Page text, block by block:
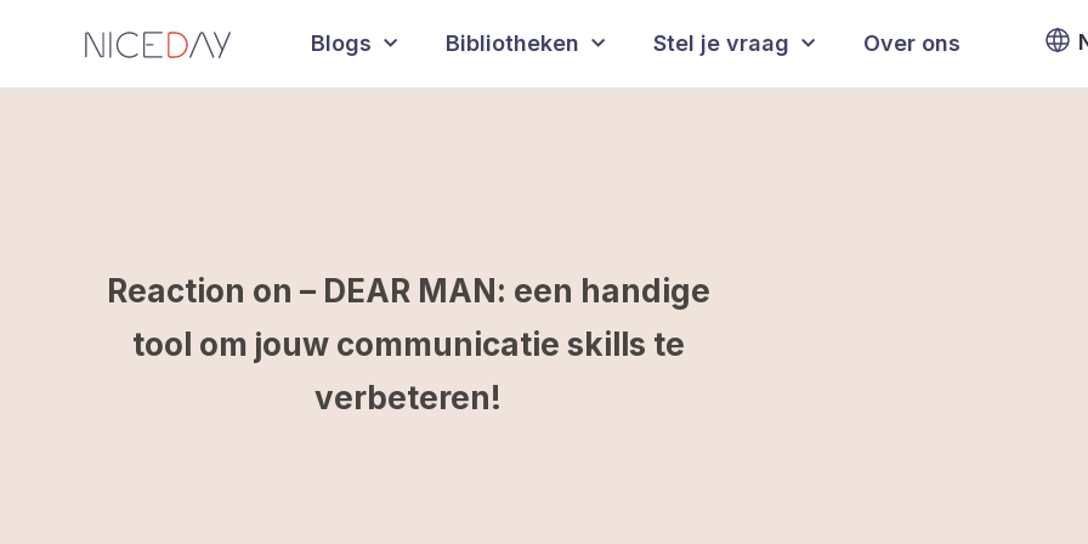
Blogs Bibliotheken Stel je vraag Over ons
Reaction on – DEAR MAN: een handige
tool om jouw communicatie skills te
verbeteren!